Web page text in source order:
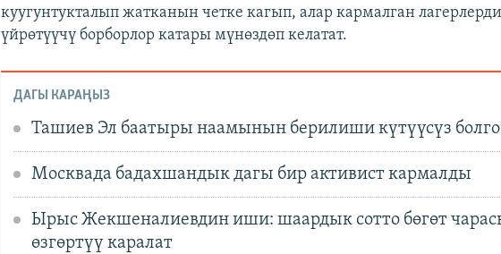
куугунтукталып жатканын четке кагып, алар кармалган
үйрөтүүчү борборлор катары мүнөздөп келатат.
ДАГЫ КАРАҢЫЗ
Ташиев Эл баатыры наамынын берилиши күтүүсүз
Москвада бадахшандык дагы бир активист кармалды
Ырыс Жекшеналиевдин иши: шаардык сотто бөгөт
өзгөртүү каралат